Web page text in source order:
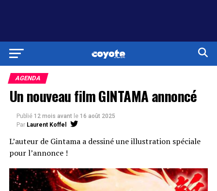
AGENDA
Un nouveau film GINTAMA annoncé
Publié 12 mois avant le 16 août 2025
Par Laurent Koffel
L’auteur de Gintama a dessiné une illustration spéciale
pour l’annonce !